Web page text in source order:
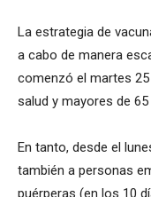
La estrategia de
a cabo de manera
comenzó el martes
salud y mayores de 65
En tanto, desde el
también a personas
puérperas (en los 10